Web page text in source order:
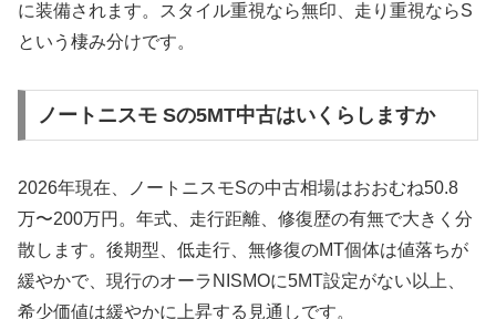
に装備されます。スタイル重視なら無印、走り重視ならS
という棲み分けです。
ノートニスモ Sの5MT中古はいくらしますか
2026年現在、ノートニスモSの中古相場はおおむね50.8
万〜200万円。年式、走行距離、修復歴の有無で大きく分
散します。後期型、低走行、無修復のMT個体は値落ちが
緩やかで、現行のオーラNISMOに5MT設定がない以上、
希少価値は緩やかに上昇する見通しです。